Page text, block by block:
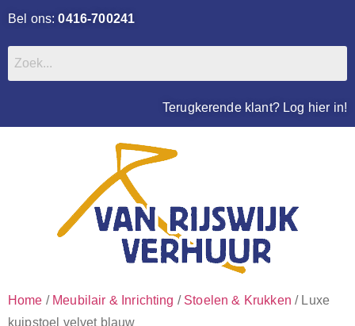
Bel ons:0416-700241
Terugkerende klant? Log hier in!
Home / Meubilair & Inrichting / Stoelen & Krukken / Luxe
kuipstoel velvet blauw